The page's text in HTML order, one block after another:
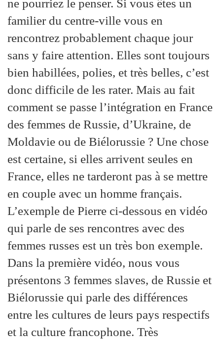
familier du centre-ville vous en
rencontrez probablement chaque jour
sans y faire attention. Elles sont toujours
bien habillées, polies, et très belles, c’est
donc difficile de les rater. Mais au fait
comment se passe l’intégration en France
des femmes de Russie, d’Ukraine, de
Moldavie ou de Biélorussie ? Une chose
est certaine, si elles arrivent seules en
France, elles ne tarderont pas à se mettre
en couple avec un homme français.
L’exemple de Pierre ci-dessous en vidéo
qui parle de ses rencontres avec des
femmes russes est un très bon exemple.
Dans la première vidéo, nous vous
présentons 3 femmes slaves, de Russie et
Biélorussie qui parle des différences
entre les cultures de leurs pays respectifs
et la culture francophone. Très